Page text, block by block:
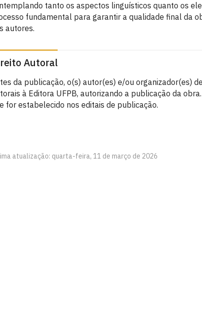
tanto os aspectos linguísticos quanto os
fundamental para garantir a qualidade final da
autores.
Autoral
da publicação, o(s) autor(es) e/ou organizador(es)
à Editora UFPB, autorizando a publicação da
for estabelecido nos editais de publicação.
atualização: quarta-feira, 11 de março de 2026